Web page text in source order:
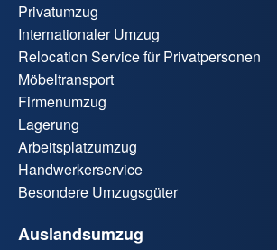
Privatumzug
Internationaler Umzug
Relocation Service für Privatpersonen
Möbeltransport
Firmenumzug
Lagerung
Arbeitsplatzumzug
Handwerkerservice
Besondere Umzugsgüter
Auslandsumzug